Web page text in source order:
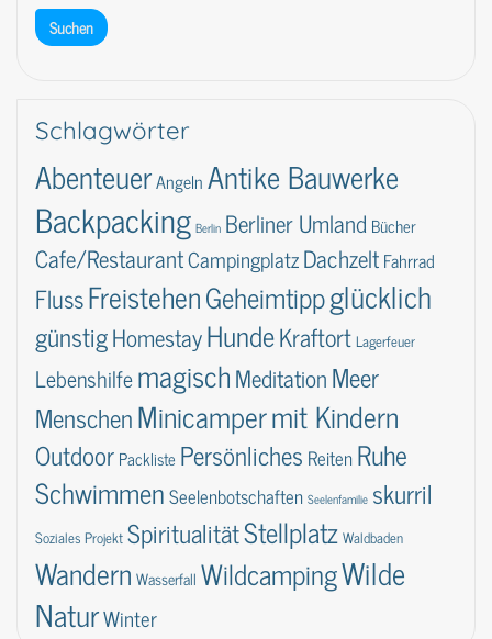
Schlagwörter
AbenteuerAngelnAntike Bauwerke
Backpacking Berlin Berliner Umland Bücher
Cafe/RestaurantCampingplatzDachzeltFahrrad
FlussFreistehenGeheimtippglücklich
günstigHomestayHundeKraftortLagerfeuer
LebenshilfemagischMeditationMeer
MenschenMinicampermit Kindern
Outdoor Packliste Persönliches ReitenRuhe
SchwimmenSeelenbotschaften Seelenfamilie skurril
Soziales ProjektSpiritualitätStellplatzWaldbaden
Wandern Wasserfall WildcampingWilde
NaturWinter